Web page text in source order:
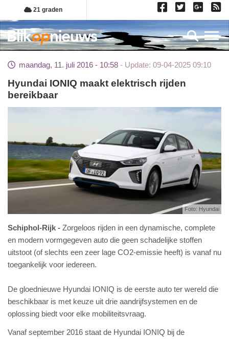
Overslaan
en
naar
de
gaan
21 graden
maandag, 11. juli 2016 - 10:58 Update: 09-04-2025 09:10
Hyundai IONIQ maakt elektrisch rijden
bereikbaar
Foto: Hyundai
Schiphol-Rijk
Zorgeloos rijden in een dynamische, complete
en modern vormgegeven auto die geen schadelijke stoffen
uitstoot (of slechts een zeer lage CO2-emissie heeft) is vanaf nu
toegankelijk voor iedereen.
De gloednieuwe Hyundai IONIQ is de eerste auto ter wereld die
beschikbaar is met keuze uit drie aandrijfsystemen en de
oplossing biedt voor elke mobiliteitsvraag.
Vanaf september 2016 staat de Hyundai IONIQ bij de